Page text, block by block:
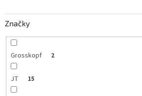
Značky
Grosskopf 2
JT 15